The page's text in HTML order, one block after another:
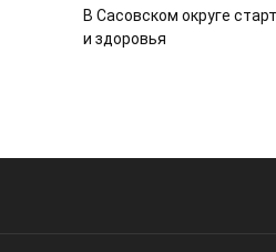
В Сасовском округе
и здоровья